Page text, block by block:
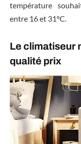
température
entre 16 et 31°C.
Le climatiseur
qualité prix